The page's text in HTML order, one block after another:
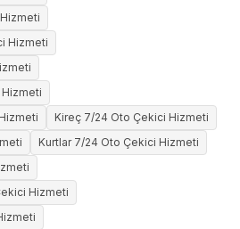
Hizmeti
Kireç 7/24 Oto Çekici Hizmeti
Kurtlar 7/24 Oto Çekici Hizmeti
Hizmeti